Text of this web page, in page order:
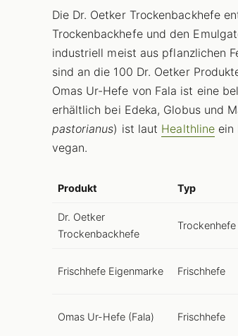
Die Dr. Oetker Trockenbackhefe
Trockenbackhefe und den
industriell meist aus pflanzlichen
sind an die 100 Dr. Oetker
Omas Ur-Hefe von Fala ist eine
erhältlich bei Edeka, Globus und
pastorianus) ist laut Healthline ein
vegan.
Produkt Typ
Dr. Oetker
Trockenbackhefe
Trockenhefe
Frischhefe Eigenmarke Frischhefe
Omas Ur-Hefe (Fala) Frischhefe